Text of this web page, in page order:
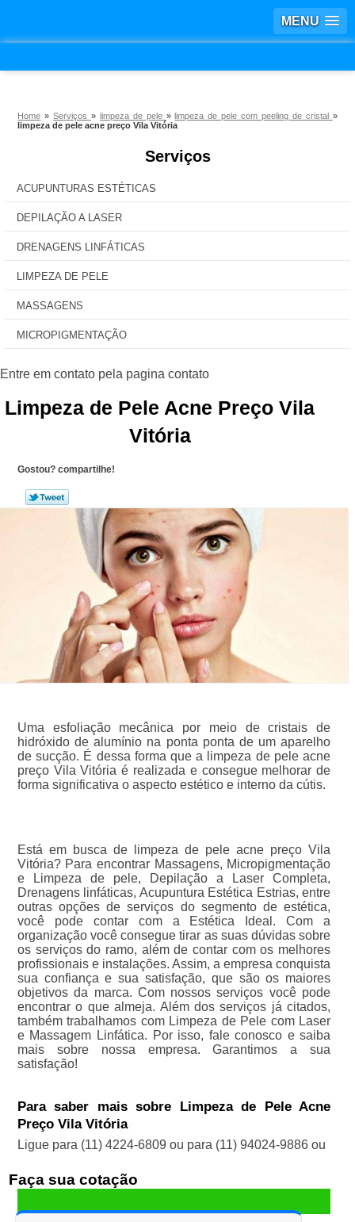
MENU
Home »Serviços» limpeza de pele »limpeza de pele com peeling de cristal »
limpeza de pele acne preço Vila Vitória
Serviços
ACUPUNTURAS ESTÉTICAS
DEPILAÇÃO A LASER
DRENAGENS LINFÁTICAS
LIMPEZA DE PELE
MASSAGENS
MICROPIGMENTAÇÃO
Limpeza de Pele Acne Preço Vila
Vitória
Gostou? compartilhe!
Uma esfoliação mecânica por meio de cristais de
hidróxido de alumínio na ponta ponta de um aparelho
de sucção. É dessa forma que a limpeza de pele acne
preço Vila Vitória é realizada e consegue melhorar de
forma significativa o aspecto estético e interno da cútis.
Está em busca de limpeza de pele acne preço Vila
Vitória? Para encontrar Massagens, Micropigmentação
e Limpeza de pele, Depilação a Laser Completa,
Drenagens linfáticas, Acupuntura Estética Estrias, entre
outras opções de serviços do segmento de estética,
você pode contar com a Estética Ideal. Com a
organização você consegue tirar as suas dúvidas sobre
os serviços do ramo, além de contar com os melhores
profissionais e instalações. Assim, a empresa conquista
sua confiança e sua satisfação, que são os maiores
objetivos da marca. Com nossos serviços você pode
encontrar o que almeja. Além dos serviços já citados,
também trabalhamos com Limpeza de Pele com Laser
e Massagem Linfática. Por isso, fale conosco e saiba
mais sobre nossa empresa. Garantimos a sua
satisfação!
Para saber mais sobre Limpeza de Pele Acne
Preço Vila Vitória
Ligue para (11) 4224-6809 ou para (11) 94024-9886ou
Faça sua cotação